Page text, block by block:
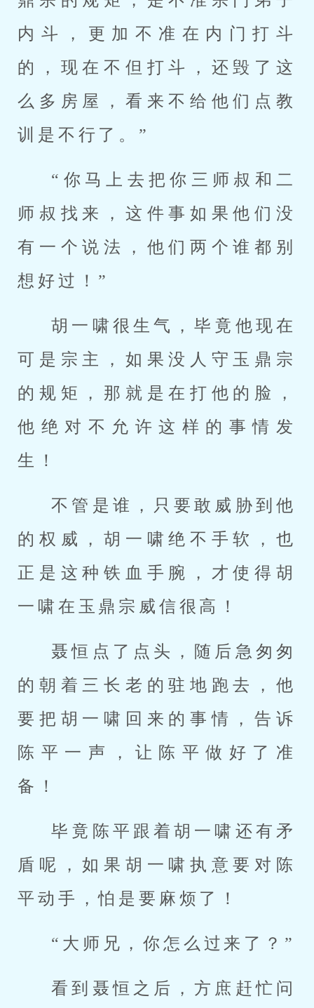
内斗，更加不准在内门打斗
的，现在不但打斗，还毁了这
么多房屋，看来不给他们点教
训是不行了。”
“你马上去把你三师叔和二
师叔找来，这件事如果他们没
有一个说法，他们两个谁都别
想好过！”
胡一啸很生气，毕竟他现在
可是宗主，如果没人守玉鼎宗
的规矩，那就是在打他的脸，
他绝对不允许这样的事情发
生！
不管是谁，只要敢威胁到他
的权威，胡一啸绝不手软，也
正是这种铁血手腕，才使得胡
一啸在玉鼎宗威信很高！
聂恒点了点头，随后急匆匆
的朝着三长老的驻地跑去，他
要把胡一啸回来的事情，告诉
陈平一声，让陈平做好了准
备！
毕竟陈平跟着胡一啸还有矛
盾呢，如果胡一啸执意要对陈
平动手，怕是要麻烦了！
“大师兄，你怎么过来了？”
看到聂恒之后，方庶赶忙问